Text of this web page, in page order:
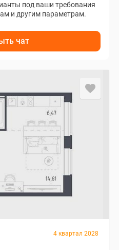
под ваши требования
и другим параметрам.
чат
4 квартал 2028